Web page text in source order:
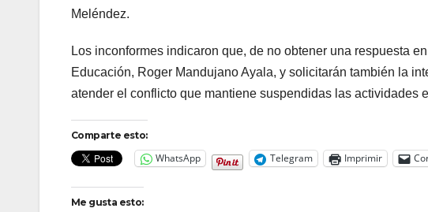
Meléndez.
Los inconformes indicaron que, de no obtener una respuesta
Educación, Roger Mandujano Ayala, y solicitarán también la
atender el conflicto que mantiene suspendidas las actividades
Comparte esto:
WhatsApp Telegram Imprimir
Me gusta esto: